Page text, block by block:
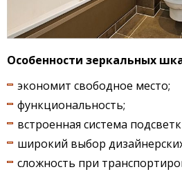
Особенности зеркальных
экономит свободное место;
функциональность;
встроенная система
широкий выбор
сложность при